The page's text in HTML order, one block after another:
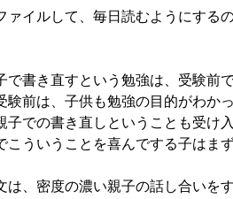
イルして、毎日読むようにする
書き直すという勉強は、受験前
験前は、子供も勉強の目的がわか
子での書き直しということも受け
こういうことを喜んでする子はま
、密度の濃い親子の話し合いを